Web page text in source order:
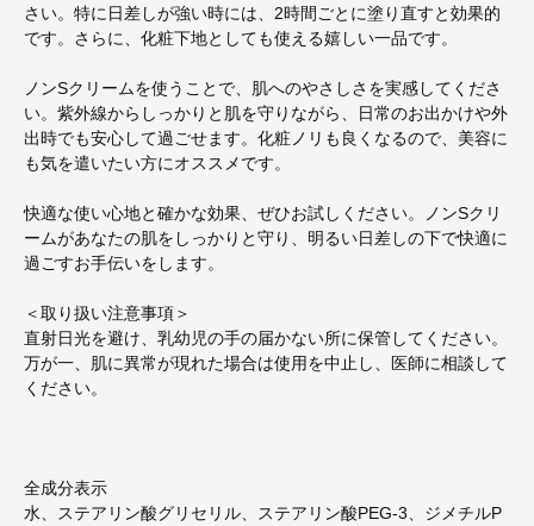
さい。特に日差しが強い時には、2時間ごとに塗り直すと効果的
です。さらに、化粧下地としても使える嬉しい一品です。
ノンSクリームを使うことで、肌へのやさしさを実感してくださ
い。紫外線からしっかりと肌を守りながら、日常のお出かけや外
出時でも安心して過ごせます。化粧ノリも良くなるので、美容に
も気を遣いたい方にオススメです。
快適な使い心地と確かな効果、ぜひお試しください。ノンSクリ
ームがあなたの肌をしっかりと守り、明るい日差しの下で快適に
過ごすお手伝いをします。
＜取り扱い注意事項＞
直射日光を避け、乳幼児の手の届かない所に保管してください。
万が一、肌に異常が現れた場合は使用を中止し、医師に相談して
ください。
全成分表示
水、ステアリン酸グリセリル、ステアリン酸PEG-3、ジメチルP